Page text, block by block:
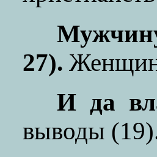
27).
И да
выводы